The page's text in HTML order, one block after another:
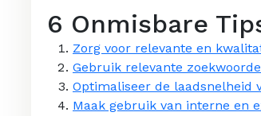
6 Onmisbare
Zorg voor relevante en
Gebruik relevante
Optimaliseer de laadsnelheid
Maak gebruik van interne en